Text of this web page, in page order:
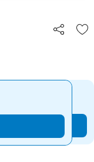
공유 즐